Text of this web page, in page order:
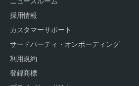
採用情報
カスタマーサポート
サードパーティ・オンボーディング
利用規約
登録商標